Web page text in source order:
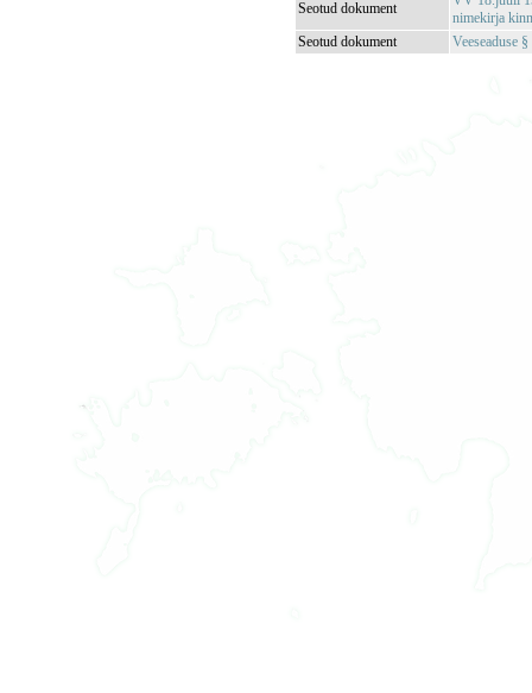
Seotud dokument
nimekirja
Seotud dokument
Veeseaduse